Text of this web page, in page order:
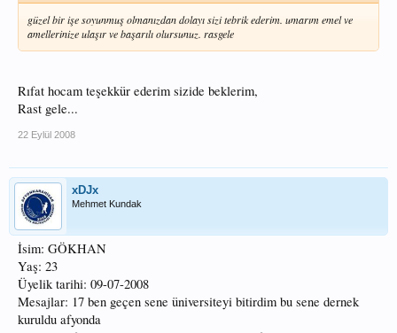
güzel bir işe soyunmuş olmanızdan dolayı sizi tebrik ederim. umarım emel ve
amellerinize ulaşır ve başarılı olursunuz. rasgele
Rıfat hocam teşekkür ederim sizide beklerim,
Rast gele...
22 Eylül 2008
xDJx
Mehmet Kundak
İsim: GÖKHAN
Yaş: 23
Üyelik tarihi: 09-07-2008
Mesajlar: 17 ben geçen sene üniversiteyi bitirdim bu sene dernek
kuruldu afyonda